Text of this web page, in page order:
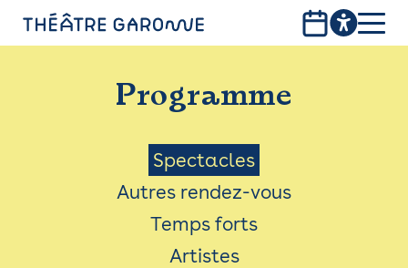
PROGRAMME
INFOS PRATIQUES
AVEC LES PUBLICS
ACCESSIBILITÉ
LES PRODUCTIONS
Programme
Menu
Saison
Spectacles
Autres rendez-vous
Temps forts
Artistes